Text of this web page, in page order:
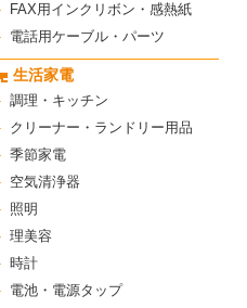
FAX用インクリボン・感熱紙
電話用ケーブル・パーツ
生活家電
調理・キッチン
クリーナー・ランドリー用品
季節家電
空気清浄器
照明
理美容
時計
電池・電源タップ